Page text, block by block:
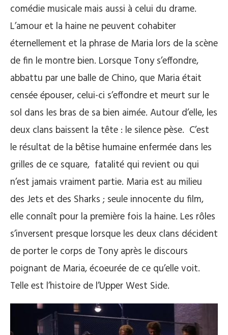
comédie musicale mais aussi à celui du drame.
L’amour et la haine ne peuvent cohabiter
éternellement et la phrase de Maria lors de la scène
de fin le montre bien. Lorsque Tony s’effondre,
abbattu par une balle de Chino, que Maria était
censée épouser, celui-ci s’effondre et meurt sur le
sol dans les bras de sa bien aimée. Autour d’elle, les
deux clans baissent la tête : le silence pèse. C’est
le résultat de la bêtise humaine enfermée dans les
grilles de ce square, fatalité qui revient ou qui
n’est jamais vraiment partie. Maria est au milieu
des Jets et des Sharks ; seule innocente du film,
elle connaît pour la première fois la haine. Les rôles
s’inversent presque lorsque les deux clans décident
de porter le corps de Tony après le discours
poignant de Maria, écoeurée de ce qu’elle voit.
Telle est l’histoire de l’Upper West Side.